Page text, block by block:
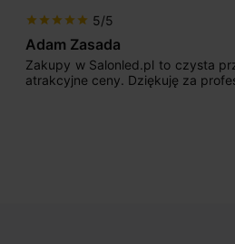
star star star star star 5/5
Adam Zasada
Zakupy w Salonled.pl to czysta
atrakcyjne ceny. Dziękuję za